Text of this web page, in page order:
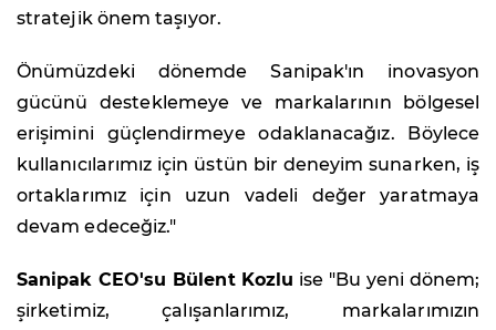
stratejik önem taşıyor.
Önümüzdeki dönemde Sanipak'ın inovasyon
gücünü desteklemeye ve markalarının bölgesel
erişimini güçlendirmeye odaklanacağız. Böylece
kullanıcılarımız için üstün bir deneyim sunarken, iş
ortaklarımız için uzun vadeli değer yaratmaya
devam edeceğiz."
Sanipak CEO'su Bülent Kozlu ise "Bu yeni dönem;
şirketimiz, çalışanlarımız, markalarımızın